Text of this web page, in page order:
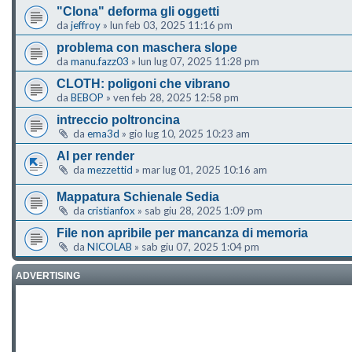
"Clona" deforma gli oggetti
da jeffroy » lun feb 03, 2025 11:16 pm
problema con maschera slope
da manu.fazz03 » lun lug 07, 2025 11:28 pm
CLOTH: poligoni che vibrano
da BEBOP » ven feb 28, 2025 12:58 pm
intreccio poltroncina
da ema3d » gio lug 10, 2025 10:23 am
AI per render
da mezzettid » mar lug 01, 2025 10:16 am
Mappatura Schienale Sedia
da cristianfox » sab giu 28, 2025 1:09 pm
File non apribile per mancanza di memoria
da NICOLAB » sab giu 07, 2025 1:04 pm
ADVERTISING